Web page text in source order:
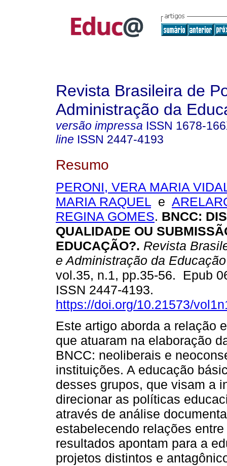
Revista Brasileira de
Administração da
versão impressa ISSN 1678-
line ISSN 2447-4193
Resumo
PERONI, VERA MARIA
MARIA RAQUEL e
REGINA GOMES. BNCC:
QUALIDADE OU
EDUCAÇÃO?. Revista
e Administração da Educação
vol.35, n.1, pp.35-56. Epub
ISSN 2447-4193.
https://doi.org/10.21573/
Este artigo aborda a relação
que atuaram na elaboração
BNCC: neoliberais e
instituições. A educação
desses grupos, que visam a
direcionar as políticas
através de análise
estabelecendo relações
resultados apontam para a
projetos distintos e